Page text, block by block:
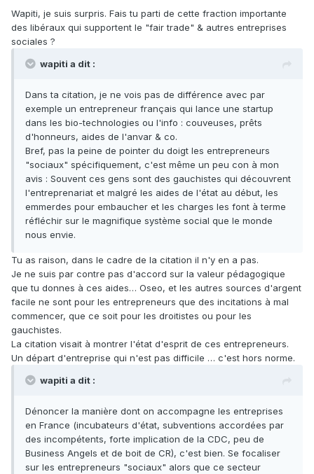
Wapiti, je suis surpris. Fais tu parti de cette fraction importante
des libéraux qui supportent le "fair trade" & autres entreprises
sociales ?
wapiti a dit :
Dans ta citation, je ne vois pas de différence avec par
exemple un entrepreneur français qui lance une startup
dans les bio-technologies ou l'info : couveuses, prêts
d'honneurs, aides de l'anvar & co.
Bref, pas la peine de pointer du doigt les entrepreneurs
"sociaux" spécifiquement, c'est même un peu con à mon
avis : Souvent ces gens sont des gauchistes qui découvrent
l'entreprenariat et malgré les aides de l'état au début, les
emmerdes pour embaucher et les charges les font à terme
réfléchir sur le magnifique système social que le monde
nous envie.
Tu as raison, dans le cadre de la citation il n'y en a pas.
Je ne suis par contre pas d'accord sur la valeur pédagogique
que tu donnes à ces aides… Oseo, et les autres sources d'argent
facile ne sont pour les entrepreneurs que des incitations à mal
commencer, que ce soit pour les droitistes ou pour les
gauchistes.
La citation visait à montrer l'état d'esprit de ces entrepreneurs.
Un départ d'entreprise qui n'est pas difficile … c'est hors norme.
wapiti a dit :
Dénoncer la manière dont on accompagne les entreprises
en France (incubateurs d'état, subventions accordées par
des incompétents, forte implication de la CDC, peu de
Business Angels et de boit de CR), c'est bien. Se focaliser
sur les entrepreneurs "sociaux" alors que ce secteur